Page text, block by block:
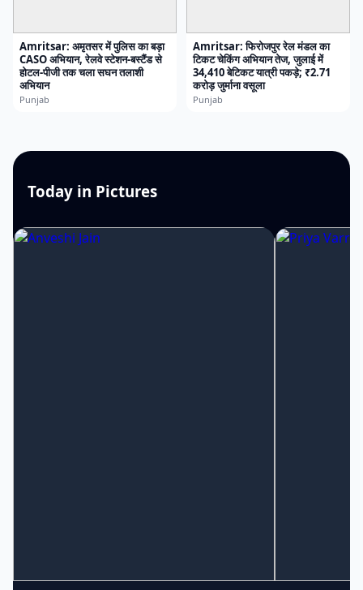
Amritsar: अमृतसर में पुलिस का बड़ा
CASO अभियान, रेलवे स्टेशन-बस्टैंड से
होटल-पीजी तक चला सघन तलाशी
अभियान
Punjab
Amritsar: फिरोजपुर रेल मंडल का
टिकट चेकिंग अभियान तेज, जुलाई में
34,410 बेटिकट यात्री पकड़े; ₹2.71
करोड़ जुर्माना वसूला
Punjab
Today in Pictures